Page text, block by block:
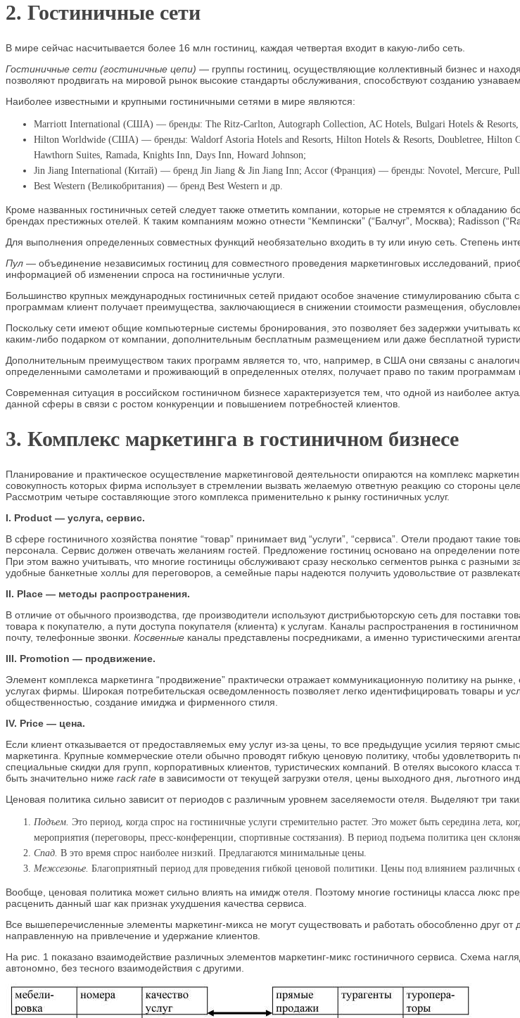
2. Гостиничные сети
В мире сейчас насчитывается более 16 млн гостиниц, каждая четвертая входит в какую-либо сеть.
Гостиничные сети (гостиничные цепи) — группы гостиниц, осуществляющие коллективный бизнес и
позволяют продвигать на мировой рынок высокие стандарты обслуживания, способствуют созданию
Наиболее известными и крупными гостиничными сетями в мире являются:
Marriott International (США) — бренды: The Ritz-Carlton, Autograph Collection, AC Hotels, Bulgari Hotels &
Hilton Worldwide (США) — бренды: Waldorf Astoria Hotels and Resorts, Hilton Hotels & Resorts, Doubletree, Hilton
Hawthorn Suites, Ramada, Knights Inn, Days Inn, Howard Johnson;
Jin Jiang International (Китай) — бренд Jin Jiang & Jin Jiang Inn; Accor (Франция) — бренды: Novotel, Mercure,
Best Western (Великобритания) — бренд Best Western и др.
Кроме названных гостиничных сетей следует также отметить компании, которые не стремятся к
брендах престижных отелей. К таким компаниям можно отнести “Кемпински” (“Балчуг”, Москва); Radisson
Для выполнения определенных совместных функций необязательно входить в ту или иную сеть. Степень
Пул — объединение независимых гостиниц для совместного проведения маркетинговых исследований,
информацией об изменении спроса на гостиничные услуги.
Большинство крупных международных гостиничных сетей придают особое значение стимулированию
программам клиент получает преимущества, заключающиеся в снижении стоимости размещения,
Поскольку сети имеют общие компьютерные системы бронирования, это позволяет без задержки учитывать
каким-либо подарком от компании, дополнительным бесплатным размещением или даже бесплатной
Дополнительным преимуществом таких программ является то, что, например, в США они связаны с
определенными самолетами и проживающий в определенных отелях, получает право по таким программам
Современная ситуация в российском гостиничном бизнесе характеризуется тем, что одной из наиболее
данной сферы в связи с ростом конкуренции и повышением потребностей клиентов.
3. Комплекс маркетинга в гостиничном бизнесе
Планирование и практическое осуществление маркетинговой деятельности опираются на комплекс
совокупность которых фирма использует в стремлении вызвать желаемую ответную реакцию со стороны
Рассмотрим четыре составляющие этого комплекса применительно к рынку гостиничных услуг.
I. Product — услуга, сервис.
В сфере гостиничного хозяйства понятие “товар” принимает вид “услуги”, “сервиса”. Отели продают
персонала. Сервис должен отвечать желаниям гостей. Предложение гостиниц основано на определении
При этом важно учитывать, что многие гостиницы обслуживают сразу несколько сегментов рынка с
удобные банкетные холлы для переговоров, а семейные пары надеются получить удовольствие от
II. Place — методы распространения.
В отличие от обычного производства, где производители используют дистрибьюторскую сеть для поставки
товара к покупателю, а пути доступа покупателя (клиента) к услугам. Каналы распространения в
почту, телефонные звонки. Косвенные каналы представлены посредниками, а именно туристическими
III. Promotion — продвижение.
Элемент комплекса маркетинга “продвижение” практически отражает коммуникационную политику на
услугах фирмы. Широкая потребительская осведомленность позволяет легко идентифицировать товары и
общественностью, создание имиджа и фирменного стиля.
IV. Price — цена.
Если клиент отказывается от предоставляемых ему услуг из-за цены, то все предыдущие усилия теряют
маркетинга. Крупные коммерческие отели обычно проводят гибкую ценовую политику, чтобы
специальные скидки для групп, корпоративных клиентов, туристических компаний. В отелях высокого
быть значительно ниже rack rate в зависимости от текущей загрузки отеля, цены выходного дня, льготного
Ценовая политика сильно зависит от периодов с различным уровнем заселяемости отеля. Выделяют три
Подъем. Это период, когда спрос на гостиничные услуги стремительно растет. Это может быть середина лета,
мероприятия (переговоры, пресс-конференции, спортивные состязания). В период подъема политика цен
Спад. В это время спрос наиболее низкий. Предлагаются минимальные цены.
Межсезонье. Благоприятный период для проведения гибкой ценовой политики. Цены под влиянием различных
Вообще, ценовая политика может сильно влиять на имидж отеля. Поэтому многие гостиницы класса люкс
расценить данный шаг как признак ухудшения качества сервиса.
Все вышеперечисленные элементы маркетинг-микса не могут существовать и работать обособленно друг
направленную на привлечение и удержание клиентов.
На рис. 1 показано взаимодействие различных элементов маркетинг-микс гостиничного сервиса. Схема
автономно, без тесного взаимодействия с другими.